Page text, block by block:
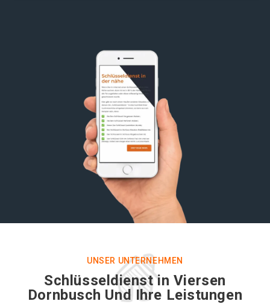
UNSER UNTERNEHMEN
Schlüsseldienst in Viersen
Dornbusch Und Ihre Leistungen